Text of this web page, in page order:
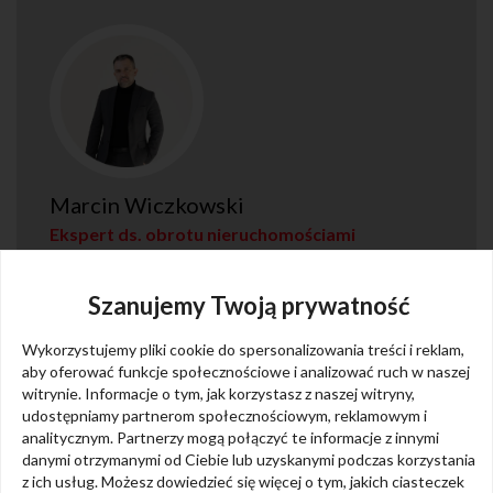
Marcin Wiczkowski
Ekspert ds. obrotu nieruchomościami
wiczkowski@m3nieruchomosci.pl
Szanujemy Twoją prywatność
Wykorzystujemy pliki cookie do spersonalizowania treści i reklam,
aby oferować funkcje społecznościowe i analizować ruch w naszej
witrynie. Informacje o tym, jak korzystasz z naszej witryny,
udostępniamy partnerom społecznościowym, reklamowym i
analitycznym. Partnerzy mogą połączyć te informacje z innymi
danymi otrzymanymi od Ciebie lub uzyskanymi podczas korzystania
z ich usług. Możesz dowiedzieć się więcej o tym, jakich ciasteczek